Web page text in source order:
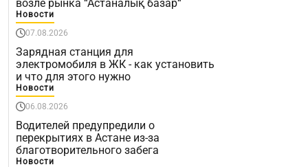
возле рынка “Астаналық базар“
Новости
07.08.2026
Зарядная станция для
электромобиля в ЖК - как установить
и что для этого нужно
Новости
06.08.2026
Водителей предупредили о
перекрытиях в Астане из-за
благотворительного забега
Новости